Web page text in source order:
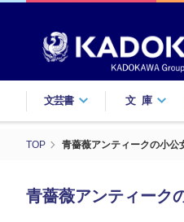
文芸書 文庫
TOP 青薔薇アンティークの小公
青薔薇アンティーク